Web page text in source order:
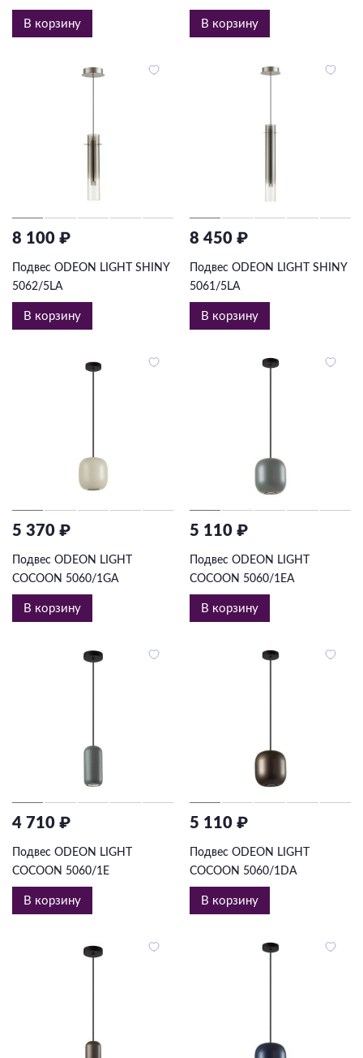
В корзину В корзину
8 100 ₽
Подвес ODEON LIGHT SHINY
5062/5LA
В корзину
8 450 ₽
Подвес ODEON LIGHT SHINY
5061/5LA
В корзину
5 370 ₽
Подвес ODEON LIGHT
COCOON 5060/1GA
В корзину
5 110 ₽
Подвес ODEON LIGHT
COCOON 5060/1EA
В корзину
4 710 ₽
Подвес ODEON LIGHT
COCOON 5060/1E
В корзину
5 110 ₽
Подвес ODEON LIGHT
COCOON 5060/1DA
В корзину